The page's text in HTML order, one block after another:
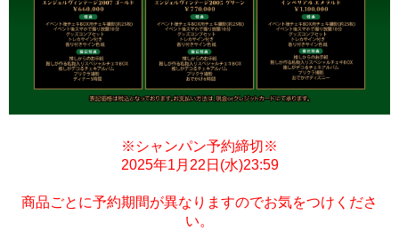
※シャンパン予約締切※
2025年1月22日(水)23:59
商品ごとに予約期間が異なりますのでお気をつけくださ
い。